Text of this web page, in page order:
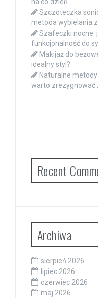
Szczoteczka
metoda wybielania
Szafeczki nocne:
funkcjonalność do
Makijaż do
idealny styl?
Naturalne
warto zrezygnować
Recent
Archiwa
sierpień 2026
lipiec 2026
czerwiec 2026
maj 2026